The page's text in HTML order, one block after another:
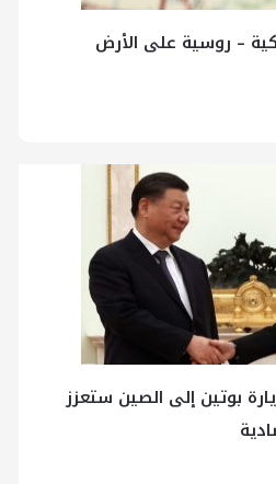
– روسية على الأرض
بوتين إلى الصين ستعزز